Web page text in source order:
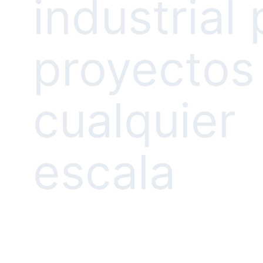
industrial
cualquier
escala